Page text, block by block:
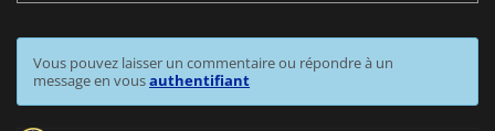
Vous pouvez laisser un commentaire ou répondre à un
message en vousauthentifiant